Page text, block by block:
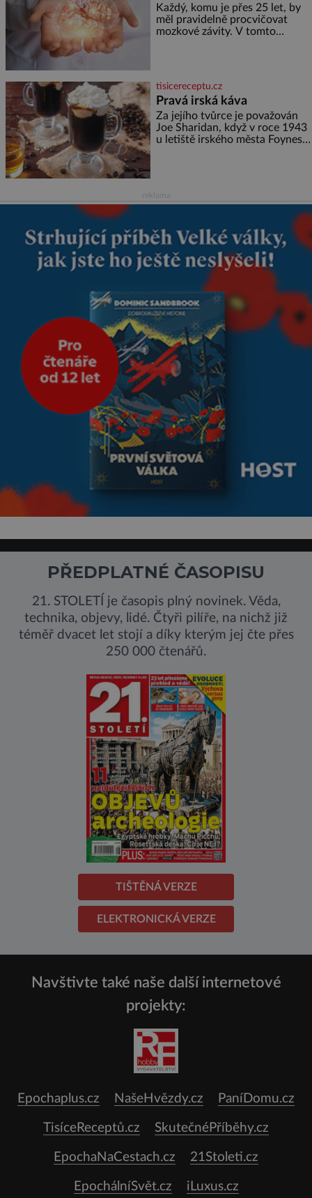
Každý, komu je přes 25 let, by
měl pravidelně procvičovat
mozkové závity. V tomto
marně v paměti lovíte název
knížky, kterou jste nedávno
přečetli. Je to opravdu tak, s
věkem jako kdyby se paměť
rozhodla stávkovat. Cvičte
tisicereceptu.cz
Pravá irská káva
Za jejího tvůrce je považován
Joe Sharidan, když v roce 1943
u letiště irského města Foynes
PŘEDPLATNÉ ČASOPISU
21. STOLETÍ je časopis plný novinek. Věda,
technika, objevy, lidé. Čtyři pilíře, na nichž již
téměř dvacet let stojí a díky kterým jej čte přes
250 000 čtenářů.
TIŠTĚNÁ VERZE
ELEKTRONICKÁ VERZE
Navštivte také naše další internetové
projekty:
Epochaplus.cz NašeHvězdy.cz PaníDomu.cz
TisíceReceptů.cz SkutečnéPříběhy.cz
EpochaNaCestach.cz 21Stoleti.cz
EpochálníSvět.cz iLuxus.cz